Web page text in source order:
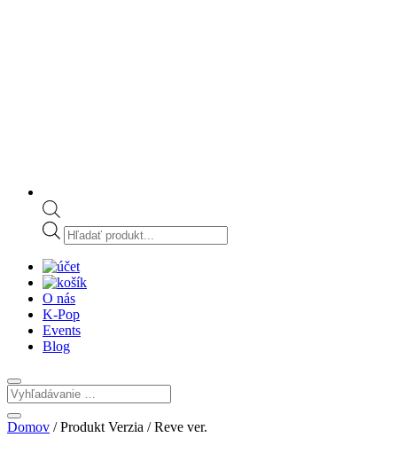
Products
search
O nás
K-Pop
Events
Blog
Domov / Produkt Verzia / Reve ver.